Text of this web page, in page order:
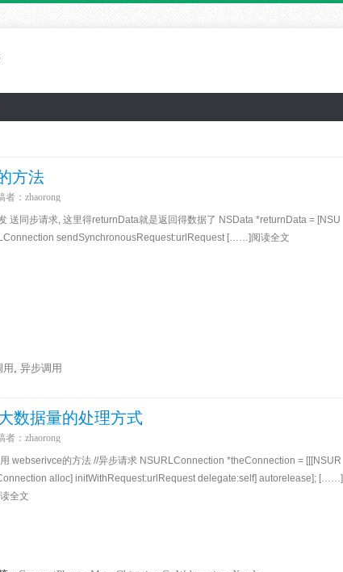
方法
者： zhaorong
送同步请求, 这里得returnData就是返回得数据了 NSData *returnData = [NSU
sendSynchronousRequest:urlRequest [……]阅读全文
用 , 异步调用
数据量的处理方式
者： zhaorong
webserivce的方法 //异步请求 NSURLConnection *theConnection = [[[NSUR
alloc] initWithRequest:urlRequest delegate:self] autorelease]; [……]
全文